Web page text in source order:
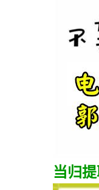
当归